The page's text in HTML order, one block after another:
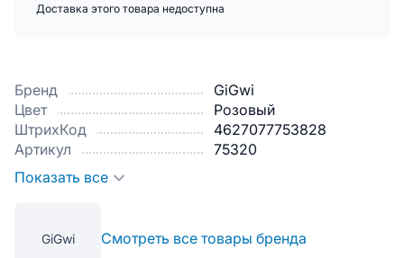
Бренд
GiGwi
Цвет
Розовый
ШтрихКод
4627077753828
Артикул
75320
Показать все
GiGwi Смотреть все товары бренда
Доставка этого товара недоступна